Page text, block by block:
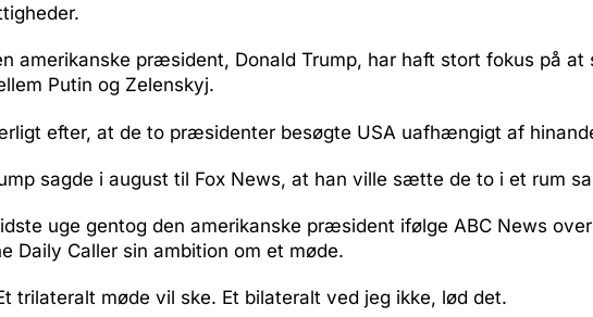
amerikanske præsident, Donald Trump, har haft stort fokus på at
Putin og Zelenskyj.
efter, at de to præsidenter besøgte USA uafhængigt af
sagde i august til Fox News, at han ville sætte de to i et rum
uge gentog den amerikanske præsident ifølge ABC News
Daily Caller sin ambition om et møde.
trilateralt møde vil ske. Et bilateralt ved jeg ikke, lød det.